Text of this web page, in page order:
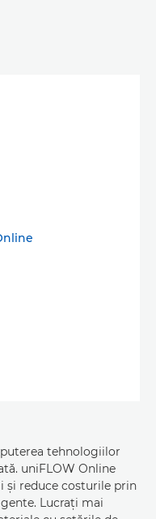
tehnologiilor
uniFLOW Online
reduce costurile prin
Lucraţi mai